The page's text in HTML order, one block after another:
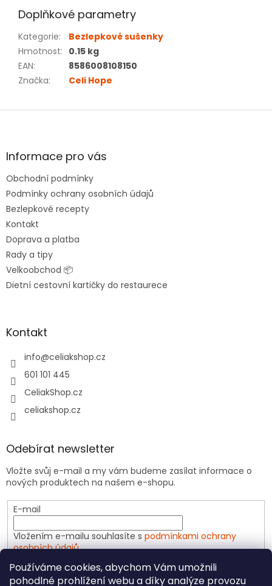
Používáme cookies, abychom Vám umožnili
pohodlné prohlížení webu a díky analýze provozu
Doplňkové parametry
Kategorie:
Bezlepkové sušenky
Hmotnost: 0.15 kg
EAN:
8586008108150
Značka: Celi Hope
Z
aInformace pro vás
Obchodní podmínky
Podmínky ochrany osobních údajů
Bezlepkové recepty
Kontakt
Doprava a platba
Rady a tipy
Velkoobchod 📦
Dietní cestovní kartičky do restaurece
Kontakt
info@celiakshop.cz
601 101 445
CeliakShop.cz
celiakshop.cz
Odebírat newsletter
Vložte svůj e-mail a my vám budeme zasílat informace o
nových produktech na našem e-shopu.
E-mail
Vložením e-mailu souhlasíte s podmínkami ochrany
osobních údajů
PŘIHLÁSIT SE